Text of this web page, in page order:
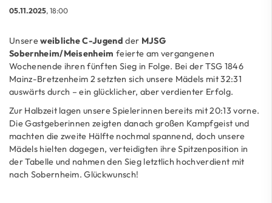
05.11.2025, 18:00
Unsereweibliche C-Jugend der MJSG
Sobernheim/Meisenheim feierte am vergangenen
Wochenende ihren fünften Sieg in Folge. Bei der TSG 1846
Mainz-Bretzenheim 2 setzten sich unsere Mädels mit 32:31
auswärts durch – ein glücklicher, aber verdienter Erfolg.
Zur Halbzeit lagen unsere Spielerinnen bereits mit 20:13 vorne.
Die Gastgeberinnen zeigten danach großen Kampfgeist und
machten die zweite Hälfte nochmal spannend, doch unsere
Mädels hielten dagegen, verteidigten ihre Spitzenposition in
der Tabelle und nahmen den Sieg letztlich hochverdient mit
nach Sobernheim. Glückwunsch!